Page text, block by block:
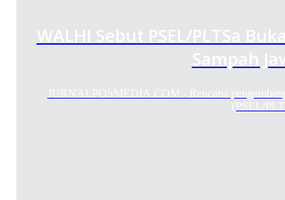
WALHI Sebut PSEL/PLTSa
Sampah
JURNALPOSMEDIA.COM - Rencana
(PSEL/